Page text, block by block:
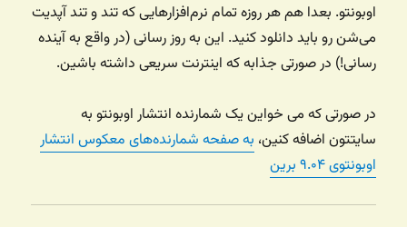
اوبونتو. بعدا هم هر روزه تمام نرم‌افزارهایی که تند و تند آپدیت
می‌شن رو باید دانلود کنید. این به روز رسانی (در واقع به آینده
رسانی!) در صورتی جذابه که اینترنت سریعی داشته باشین.
در صورتی که می خواین یک شمارنده انتشار اوبونتو به
سایتتون اضافه کنین، به صفحه شمارنده‌های معکوس انتشار
اوبونتوی ۹.۰۴ برین